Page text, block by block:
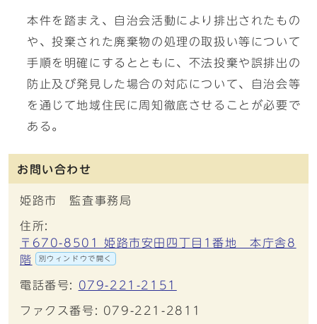
本件を踏まえ、自治会活動により排出されたもの
や、投棄された廃棄物の処理の取扱い等について
手順を明確にするとともに、不法投棄や誤排出の
防止及び発見した場合の対応について、自治会等
を通じて地域住民に周知徹底させることが必要で
ある。
お問い合わせ
姫路市 監査事務局
住所:
〒670-8501 姫路市安田四丁目1番地 本庁舎8
階
別ウィンドウで開く
電話番号: 079-221-2151
ファクス番号: 079-221-2811